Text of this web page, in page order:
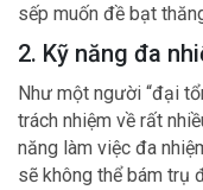
sếp muốn đề bạt
2. Kỹ năng đa
Như một người “đại
trách nhiệm về rất
năng làm việc đa
sẽ không thể bám trụ